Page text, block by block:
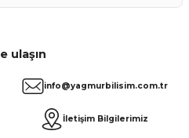
ulaşın
info@yagmurbilisim.com.tr
İletişim Bilgilerimiz